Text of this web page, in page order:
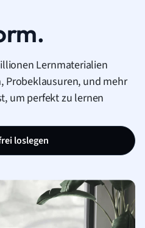
Lernmaterialien
Probeklausuren, und mehr
um perfekt zu lernen
loslegen